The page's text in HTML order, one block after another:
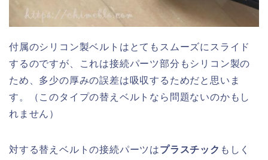
付属のシリコン製ベルトはとてもスムーズにスライド
するのですが、これは接続パーツ部分もシリコン製の
ため、多少の厚みの誤差は吸収するためだと思いま
す。（このタイプの替えベルトなら問題ないのかもし
れません）
対する替えベルトの接続パーツはプラスチック もしく